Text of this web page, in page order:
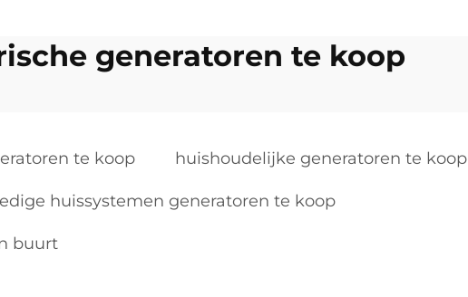
generatoren te koop
te koop huishoudelijke generatoren te koop
huissystemen generatoren te koop
buurt